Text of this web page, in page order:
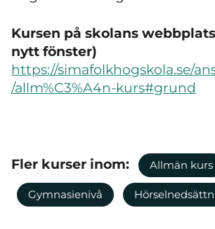
Kursen på skolans
nytt fönster)
https://simafolkhogskola.se/
/allm%C3%A4n-kurs#grund
Fler kurser inom: Allmän kurs
Gymnasienivå